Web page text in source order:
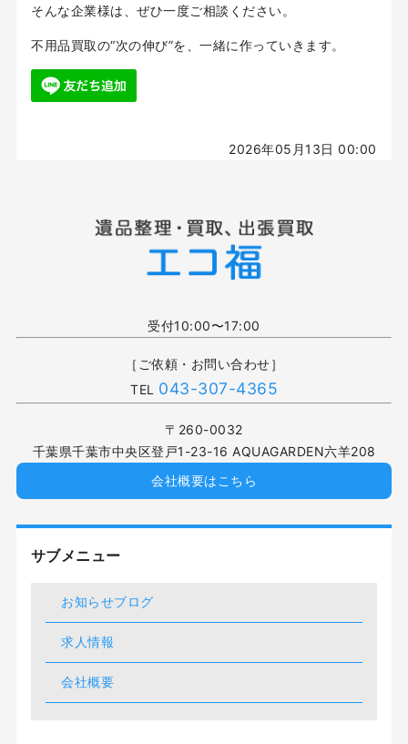
そんな企業様は、ぜひ一度ご相談ください。
不用品買取の“次の伸び”を、一緒に作っていきます。
2026年05月13日 00:00
受付10:00〜17:00
［ご依頼・お問い合わせ］
TEL 043-307-4365
〒260-0032
千葉県千葉市中央区登戸1-23-16 AQUAGARDEN六羊208
会社概要はこちら
サブメニュー
お知らせブログ
求人情報
会社概要